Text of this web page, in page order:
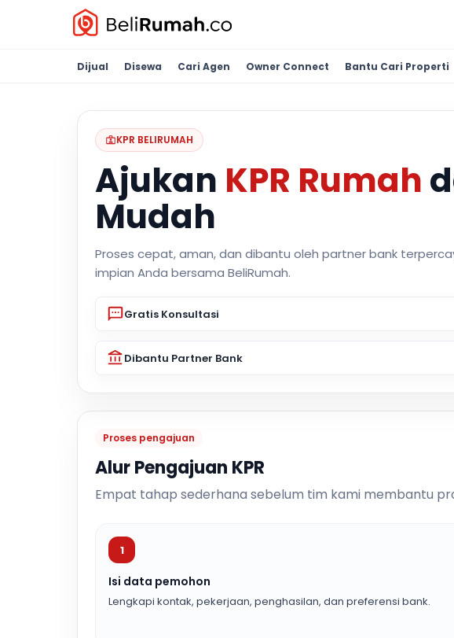
Dijual Disewa Cari Agen Owner Connect Bantu Cari Properti
KPR BELIRUMAH
Ajukan KPR Rumah
Mudah
Proses cepat, aman, dan dibantu oleh partner bank
impian Anda bersama BeliRumah.
Gratis Konsultasi
Dibantu Partner Bank
Proses pengajuan
Alur Pengajuan KPR
Empat tahap sederhana sebelum tim kami membantu
1
Isi data pemohon
Lengkapi kontak, pekerjaan, penghasilan, dan preferensi bank.